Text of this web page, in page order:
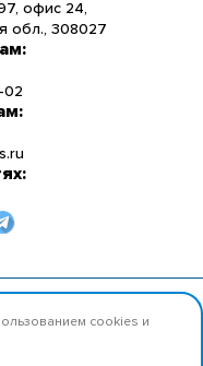
офис 24,
обл., 308027
02
права защищены.
cookies и